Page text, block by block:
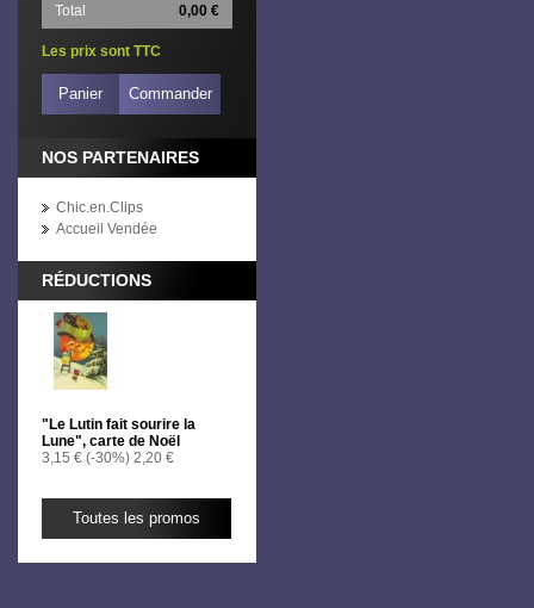
Total
0,00 €
Les prix sont TTC
Panier Commander
NOS PARTENAIRES
Chic.en.Clips
Accueil Vendée
RÉDUCTIONS
"Le Lutin fait sourire la
Lune", carte de Noël
3,15 € (-30%) 2,20 €
Toutes les promos